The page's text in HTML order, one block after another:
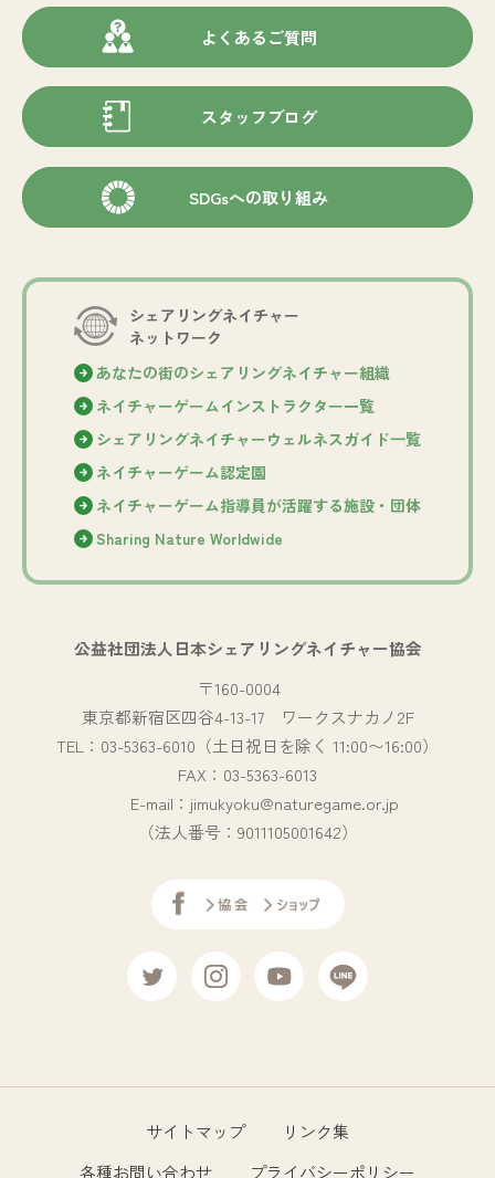
よくあるご質問
スタッフブログ
SDGsへの取り組み
シェアリングネイチャー
ネットワーク
あなたの街のシェアリングネイチャー組織
ネイチャーゲームインストラクター一覧
シェアリングネイチャーウェルネスガイド⼀覧
ネイチャーゲーム認定園
ネイチャーゲーム指導員が活躍する施設・団体
Sharing Nature Worldwide
公益社団法人日本シェアリングネイチャー協会
〒160-0004
東京都新宿区四谷4-13-17 ワークスナカノ2F
TEL：03-5363-6010（土日祝日を除く 11:00〜16:00）
FAX：03-5363-6013
E-mail：jimukyoku@naturegame.or.jp
（法人番号：9011105001642）
サイトマップ
リンク集
各種お問い合わせ
プライバシーポリシー